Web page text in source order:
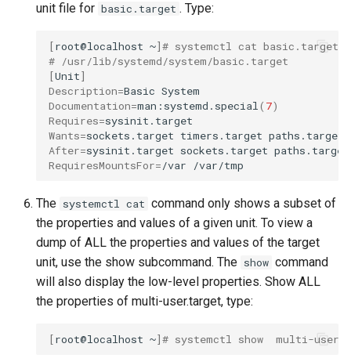
unit file for basic.target . Type:
[root@localhost ~]# systemctl cat basic.target
# /usr/lib/systemd/system/basic.target
[Unit]
Description=Basic
Documentation=man:systemd.special ( 7)
Requires=
Wants=sockets.target timers.target paths.target
After=sysinit.target sockets.target paths.target
RequiresMountsFor=/var
The systemctl cat command only shows a subset of
the properties and values of a given unit. To view a
dump of ALL the properties and values of the target
unit, use the show subcommand. The show command
will also display the low-level properties. Show ALL
the properties of multi-user.target, type:
[root@localhost ~]# systemctl show  multi-